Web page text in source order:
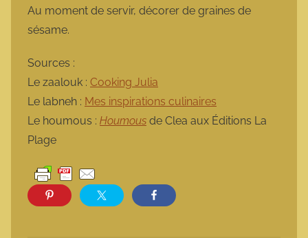
Au moment de servir, décorer de graines de
sésame.
Sources :
Le zaalouk : Cooking Julia
Le labneh : Mes inspirations culinaires
Le houmous : Houmous de Clea aux Éditions La
Plage